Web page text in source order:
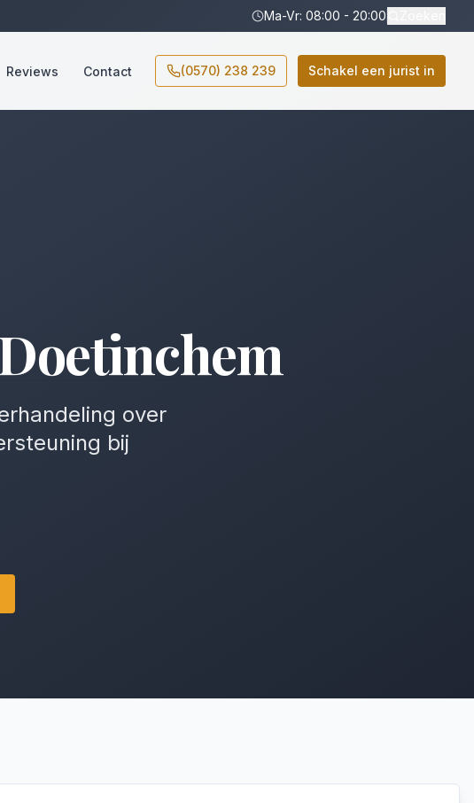
Ma-Vr: 08:00 - 20:00
Reviews Contact (0570) 238 239 Schakel een jurist in
over
bij